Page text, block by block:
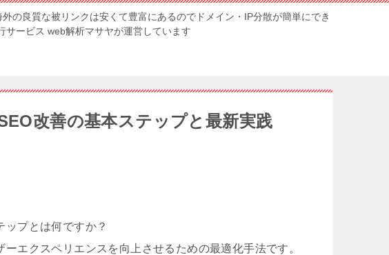
外の良質な被リンクは安くて豊富にあるのでドメイン・IP分散が簡単にでき
サービス web解析マサヤが運営しています
改善の基本ステップと最新実践
プとは何ですか？
エクスペリエンスを向上させるための最適化手法です。